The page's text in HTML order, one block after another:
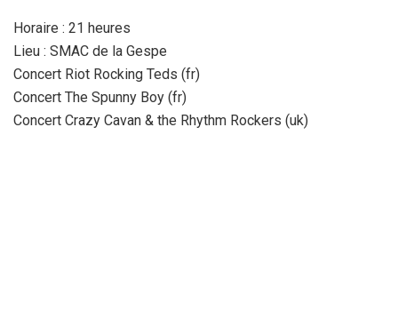
Horaire : 21 heures
Lieu : SMAC de la Gespe
Concert Riot Rocking Teds (fr)
Concert The Spunny Boy (fr)
Concert Crazy Cavan & the Rhythm Rockers (uk)